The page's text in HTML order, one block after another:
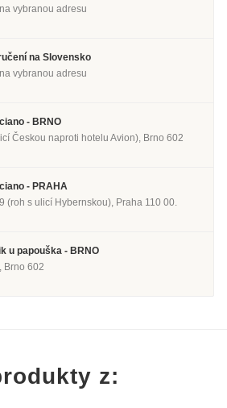
vybranou adresu
na Slovensko
vybranou adresu
- BRNO
Českou naproti hotelu Avion), Brno 602
- PRAHA
(roh s ulicí Hybernskou), Praha 110 00.
u papouška - BRNO
Brno 602
z: